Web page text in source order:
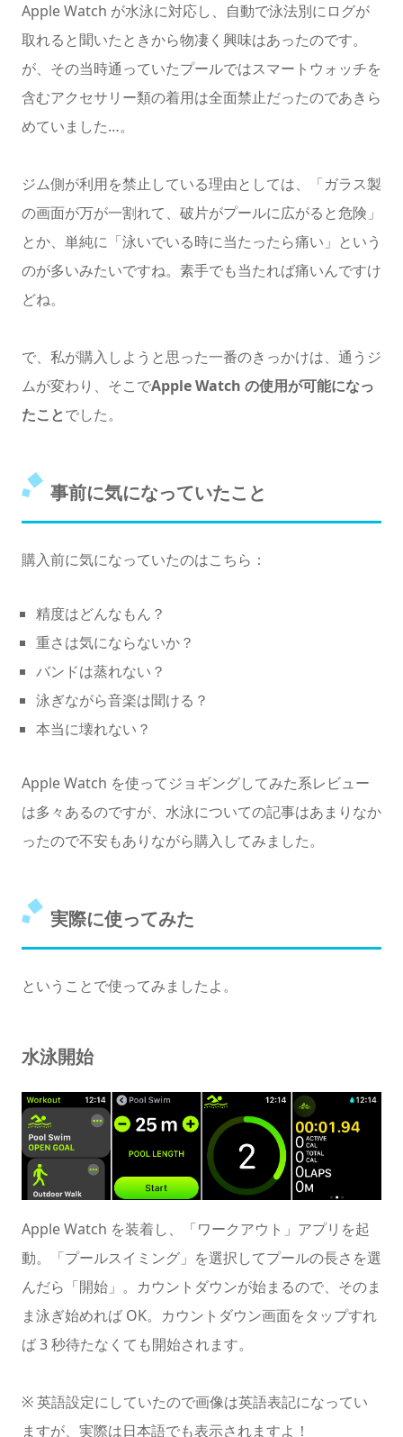
Apple Watch が水泳に対応し、自動で泳法別にログが
取れると聞いたときから物凄く興味はあったのです。
が、その当時通っていたプールではスマートウォッチを
含むアクセサリー類の着用は全面禁止だったのであきら
めていました…。
ジム側が利用を禁止している理由としては、「ガラス製
の画面が万が一割れて、破片がプールに広がると危険」
とか、単純に「泳いでいる時に当たったら痛い」という
のが多いみたいですね。素手でも当たれば痛いんですけ
どね。
で、私が購入しようと思った一番のきっかけは、通うジ
ムが変わり、そこでApple Watch の使用が可能になっ
たことでした。
事前に気になっていたこと
購入前に気になっていたのはこちら：
精度はどんなもん？
重さは気にならないか？
バンドは蒸れない？
泳ぎながら音楽は聞ける？
本当に壊れない？
Apple Watch を使ってジョギングしてみた系レビュー
は多々あるのですが、水泳についての記事はあまりなか
ったので不安もありながら購入してみました。
実際に使ってみた
ということで使ってみましたよ。
水泳開始
Apple Watch を装着し、「ワークアウト」アプリを起
動。「プールスイミング」を選択してプールの長さを選
んだら「開始」。カウントダウンが始まるので、そのま
ま泳ぎ始めれば OK。カウントダウン画面をタップすれ
ば 3 秒待たなくても開始されます。
※ 英語設定にしていたので画像は英語表記になってい
ますが、実際は日本語でも表示されますよ！